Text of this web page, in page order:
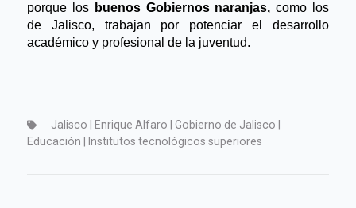
porque los buenos Gobiernos naranjas, como los
de Jalisco, trabajan por potenciar el desarrollo
académico y profesional de la juventud.
Jalisco | Enrique Alfaro | Gobierno de Jalisco |
Educación | Institutos tecnológicos superiores